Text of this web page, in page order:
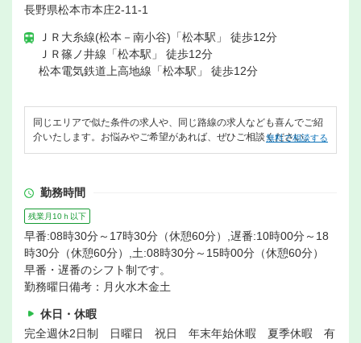
長野県松本市本庄2-11-1
ＪＲ大糸線(松本－南小谷)「松本駅」 徒歩12分
ＪＲ篠ノ井線「松本駅」 徒歩12分
松本電気鉄道上高地線「松本駅」 徒歩12分
同じエリアで似た条件の求人や、同じ路線の求人なども喜んでご紹
介いたします。お悩みやご希望があれば、ぜひご相談ください。
無料で相談する
勤務時間
残業月10ｈ以下
早番:08時30分～17時30分（休憩60分）,遅番:10時00分～18
時30分（休憩60分）,土:08時30分～15時00分（休憩60分）
早番・遅番のシフト制です。
勤務曜日備考：月火水木金土
休日・休暇
完全週休2日制 日曜日 祝日 年末年始休暇 夏季休暇 有